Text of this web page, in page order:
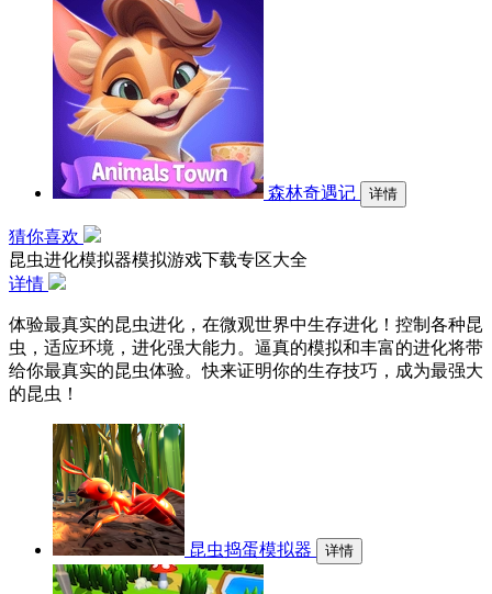
森林奇遇记 详情
猜你喜欢
昆虫进化模拟器模拟游戏下载专区大全
详情
体验最真实的昆虫进化，在微观世界中生存进化！控制各种昆
虫，适应环境，进化强大能力。逼真的模拟和丰富的进化将带
给你最真实的昆虫体验。快来证明你的生存技巧，成为最强大
的昆虫！
昆虫捣蛋模拟器 详情